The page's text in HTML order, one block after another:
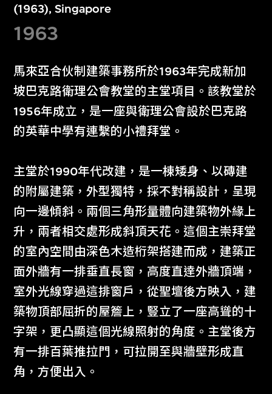
(1963), Singapore
1963
馬來亞合伙制建築事務所於1963年完成新加
坡巴克路衛理公會教堂的主堂項目。該教堂於
1956年成立，是一座與衛理公會設於巴克路
的英華中學有連繫的小禮拜堂。
主堂於1990年代改建，是一棟矮身、以磚建
的附屬建築，外型獨特，採不對稱設計，呈現
向一邊傾斜。兩個三角形量體向建築物外緣上
升，兩者相交處形成斜頂天花。這個主崇拜堂
的室內空間由深色木造桁架搭建而成，建築正
面外牆有一排垂直長窗，高度直達外牆頂端，
室外光線穿過這排窗戶，從聖壇後方映入，建
築物頂部屈折的屋簷上，豎立了一座高聳的十
字架，更凸顯這個光線照射的角度。主堂後方
有一排百葉推拉門，可拉開至與牆壁形成直
角，方便出入。